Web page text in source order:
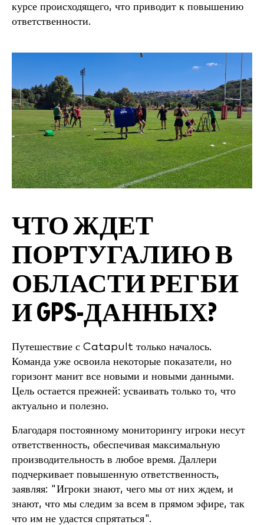
курсе происходящего, что приводит к повышению
ответственности.
ЧТО ЖДЕТ
ПОРТУГАЛИЮ В
ОБЛАСТИ РЕГБИ
И GPS-ДАННЫХ?
Путешествие с Catapult только началось.
Команда уже освоила некоторые показатели, но
горизонт манит все новыми и новыми данными.
Цель остается прежней: усваивать только то, что
актуально и полезно.
Благодаря постоянному мониторингу игроки несут
ответственность, обеспечивая максимальную
производительность в любое время. Даллери
подчеркивает повышенную ответственность,
заявляя: "Игроки знают, чего мы от них ждем, и
знают, что мы следим за всем в прямом эфире, так
что им не удастся спрятаться".